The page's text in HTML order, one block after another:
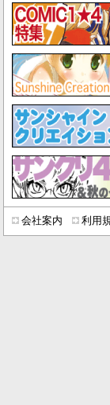
会社案内 利用